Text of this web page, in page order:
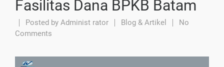
Fasilitas Dana BPKB Batam
Posted by Administ rator Blog & Artikel
No
Comments